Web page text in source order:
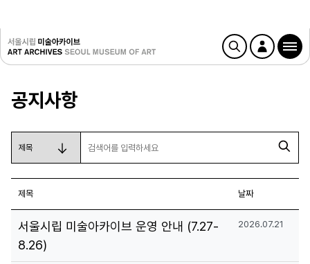
공지사항
제목 날짜
서울시립 미술아카이브 운영 안내 (7.27-
8.26)
2026.07.21